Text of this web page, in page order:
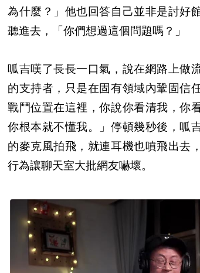
為什麼？」他也回答自己並非是討好
聽進去，「你們想過這個問題嗎？」
呱吉嘆了長長一口氣，說在網路上做
的支持者，只是在固有領域內鞏固信
戰鬥位置在這裡，你說你看清我，你
你根本就不懂我。」停頓幾秒後，呱
的麥克風拍飛，就連耳機也噴飛出去
行為讓聊天室大批網友嚇壞。